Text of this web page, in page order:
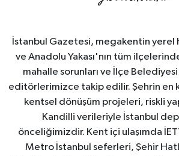
İstanbul Gazetesi, megakentin yerel
ve Anadolu Yakası'nın tüm
mahalle sorunları ve İlçe
editörlerimizce takip edilir. Şehrin en
kentsel dönüşüm projeleri, riskli
Kandilli verileriyle İstanbul
önceliğimizdir. Kent içi ulaşımda
Metro İstanbul seferleri, Şehir